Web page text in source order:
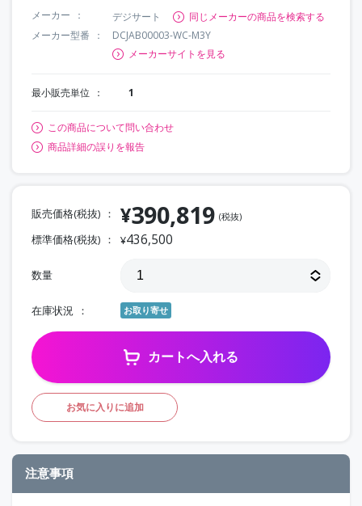
メーカー デジサート
同じメーカーの商品を検索する
メーカー型番
DCJAB00003-WC-M3Y
メーカーサイトを見る
最小販売単位 1
この商品について問い合わせ
商品詳細の誤りを報告
販売価格(税抜) ¥390,819 (税抜)
標準価格(税抜) ¥436,500
数量
在庫状況 お取り寄せ
カートへ入れる
お気に入りに追加
注意事項